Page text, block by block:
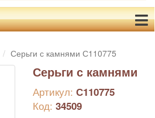
Серьги с камнями С110775
Серьги с камнями
Артикул: С110775
Код: 34509